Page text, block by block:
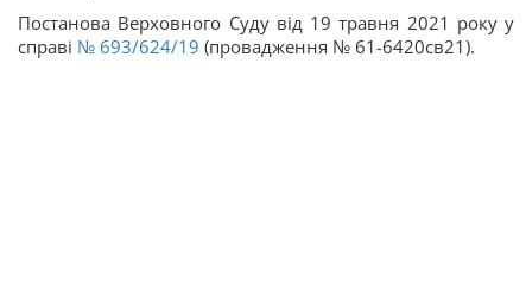
Постанова Верховного Суду від 19 травня 2021 року у
справі № 693/624/19 (провадження № 61-6420св21).